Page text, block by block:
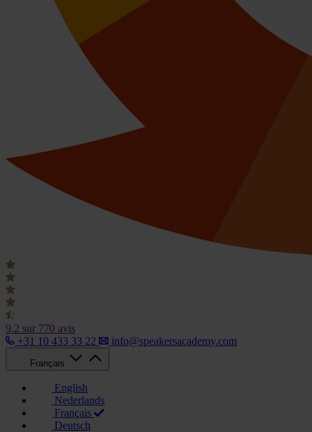
9.2 sur 770 avis
+31 10 433 33 22
info@speakersacademy.com
Français
English
Nederlands
Français
Deutsch